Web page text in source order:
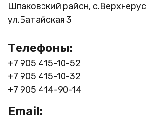
Шпаковский район,
ул.Батайская 3
Телефоны:
+7 905 415-10-52
+7 905 415-10-32
+7 905 414-90-14
Email: